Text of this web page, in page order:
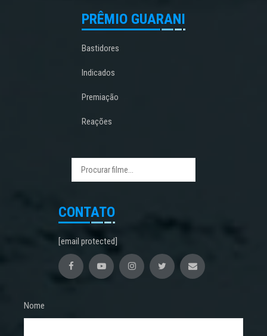
PRÊMIO GUARANI
Bastidores
Indicados
Premiação
Reações
CONTATO
[email protected]
Nome